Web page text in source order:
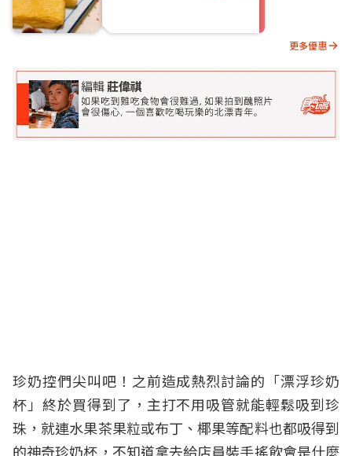
更多優惠
珍奶控們尖叫吧！之前造成熱烈討論的「漂浮珍奶
杯」終於買得到了，主打不用吸管就能輕鬆吸到珍
珠，就連水果茶果粒或布丁、椰果等配料也都吸得到
的神奇珍奶杯，不知道拿去給店員裝手搖飲會是什麼